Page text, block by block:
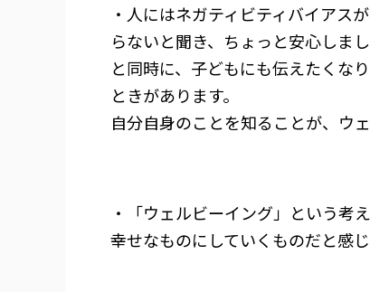
・人にはネガティビティバイアス
らないと聞き、ちょっと安心しまし
と同時に、子どもにも伝えたくな
ときがあります。
自分自身のことを知ることが、ウ
・「ウェルビーイング」という考
幸せなものにしていくものだと感じ